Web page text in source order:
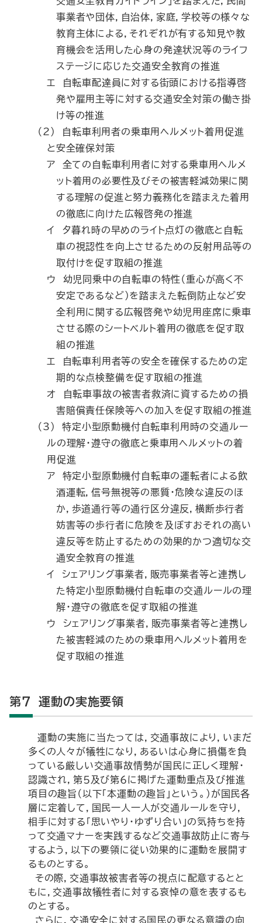
事業者や団体，自治体，家庭，学校等の様々な
教育主体による，それぞれが有する知見や教
育機会を活用した心身の発達状況等のライフ
ステージに応じた交通安全教育の推進
エ 自転車配達員に対する街頭における指導啓
発や雇用主等に対する交通安全対策の働き掛
け等の推進
（2） 自転車利用者の乗車用ヘルメット着用促進
と安全確保対策
ア 全ての自転車利用者に対する乗車用ヘルメ
ット着用の必要性及びその被害軽減効果に関
する理解の促進と努力義務化を踏まえた着用
の徹底に向けた広報啓発の推進
イ 夕暮れ時の早めのライト点灯の徹底と自転
車の視認性を向上させるための反射用品等の
取付けを促す取組の推進
ウ 幼児同乗中の自転車の特性（重心が高く不
安定であるなど）を踏まえた転倒防止など安
全利用に関する広報啓発や幼児用座席に乗車
させる際のシートベルト着用の徹底を促す取
組の推進
エ 自転車利用者等の安全を確保するための定
期的な点検整備を促す取組の推進
オ 自転車事故の被害者救済に資するための損
害賠償責任保険等への加入を促す取組の推進
（3） 特定小型原動機付自転車利用時の交通ルー
ルの理解・遵守の徹底と乗車用ヘルメットの着
用促進
ア 特定小型原動機付自転車の運転者による飲
酒運転，信号無視等の悪質・危険な違反のほ
か，歩道通行等の通行区分違反，横断歩行者
妨害等の歩行者に危険を及ぼすおそれの高い
違反等を防止するための効果的かつ適切な交
通安全教育の推進
イ シェアリング事業者，販売事業者等と連携し
た特定小型原動機付自転車の交通ルールの理
解・遵守の徹底を促す取組の推進
ウ シェアリング事業者，販売事業者等と連携し
た被害軽減のための乗車用ヘルメット着用を
促す取組の推進
第7 運動の実施要領
運動の実施に当たっては，交通事故により，いまだ
多くの人々が犠牲になり，あるいは心身に損傷を負
っている厳しい交通事故情勢が国民に正しく理解・
認識され，第５及び第６に掲げた運動重点及び推進
項目の趣旨（以下「本運動の趣旨」という。）が国民各
層に定着して，国民一人一人が交通ルールを守り，
相手に対する「思いやり・ゆずり合い」の気持ちを持
って交通マナーを実践するなど交通事故防止に寄与
するよう，以下の要領に従い効果的に運動を展開す
るものとする。
その際，交通事故被害者等の視点に配意するとと
もに，交通事故犠牲者に対する哀悼の意を表するも
のとする。
さらに，交通安全に対する国民の更なる意識の向